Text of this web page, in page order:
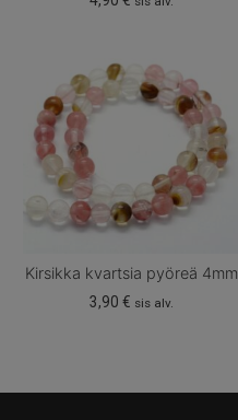
Kirsikka kvartsia pyöreä 4mm
3,90€ sis alv.